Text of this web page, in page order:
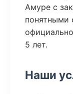
Амуре с
понятными
5 лет.
Наши